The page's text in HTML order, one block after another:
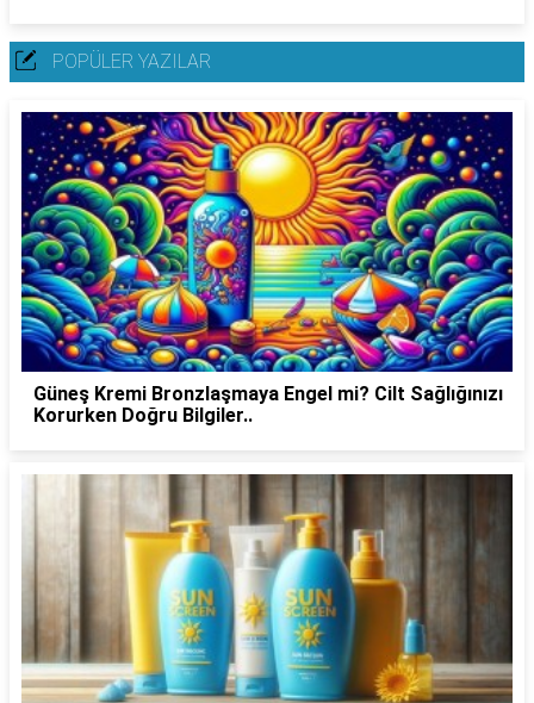
POPÜLER YAZILAR
Güneş Kremi Bronzlaşmaya Engel mi? Cilt Sağlığınızı
Korurken Doğru Bilgiler..